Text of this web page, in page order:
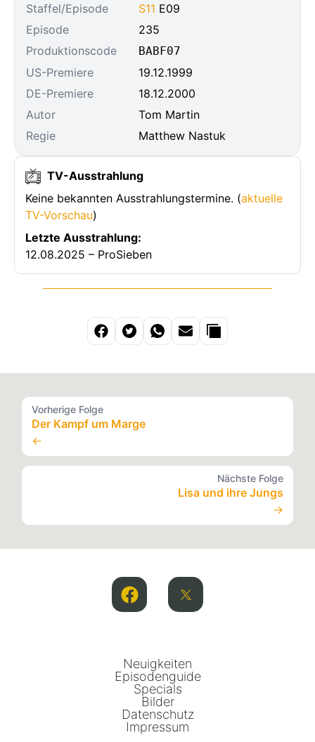
Staffel/Episode
S11 E09
Episode
235
Produktionscode
BABF07
US-Premiere
19.12.1999
DE-Premiere
18.12.2000
Autor
Tom Martin
Regie
Matthew Nastuk
TV-Ausstrahlung
Keine bekannten Ausstrahlungstermine. (aktuelle
TV-Vorschau)
Letzte Ausstrahlung:
12.08.2025 – ProSieben
Vorherige Folge
Der Kampf um Marge
←
Nächste Folge
Lisa und ihre Jungs
→
Neuigkeiten
Episodenguide
Specials
Bilder
Datenschutz
Impressum